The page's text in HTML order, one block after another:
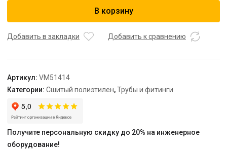
Угольник
НР
20
x
3/4",
аксиальный
В корзину
Добавить в закладки Добавить к сравнению
Артикул: VM51414
Категории: Сшитый полиэтилен,Трубы и фитинги
Получите персональную скидку до 20% на инженерное
оборудование!